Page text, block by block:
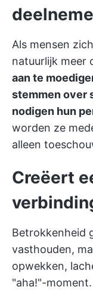
Als mensen
natuurlijk meer
aan te
stemmen over
nodigen hun
worden ze
alleen
Creëert
Betrokkenheid
vasthouden,
opwekken,
"aha!"-moment.